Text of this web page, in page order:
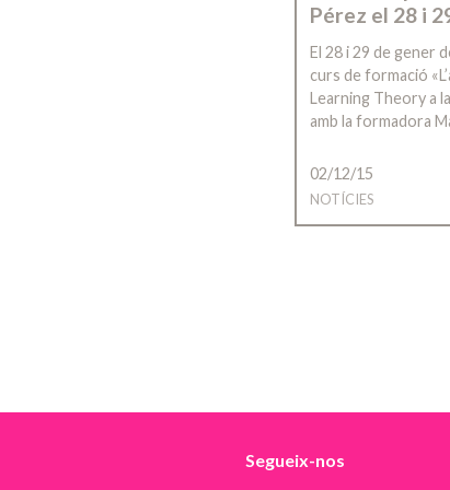
Pérez el 28 i
El 28 i 29 de gener
curs de formació
Learning Theory a
amb la formadora
02/12/15
NOTÍCIES
Segueix-nos